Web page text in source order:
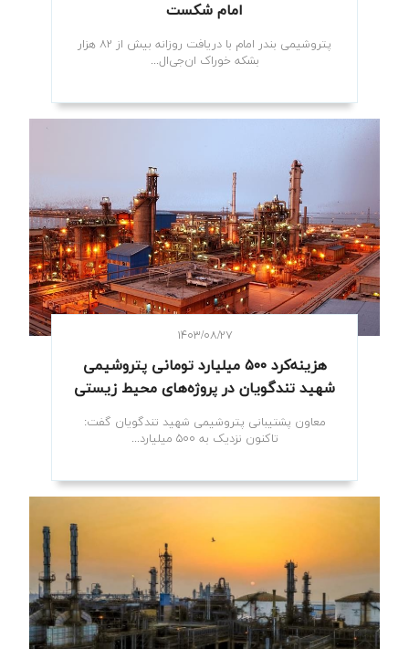
امام شکست
پتروشیمی بندر امام با دریافت روزانه بیش از ۸۲ هزار
بشکه خوراک ان‌جی‌ال...
۱۴۰۳/۰۸/۲۷
هزینه‌کرد ۵۰۰ میلیارد تومانی پتروشیمی
شهید تندگویان در پروژه‌های محیط زیستی
معاون پشتیبانی پتروشیمی شهید تندگویان گفت:
تاکنون نزدیک به ۵۰۰ میلیارد...